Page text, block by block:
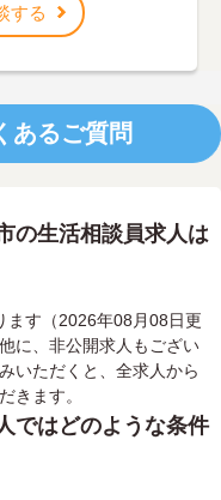
する
あるご質問
の生活相談員求人は
ます（2026年08月08日更
に、非公開求人もござい
いただくと、全求人から
きます。
ではどのような条件